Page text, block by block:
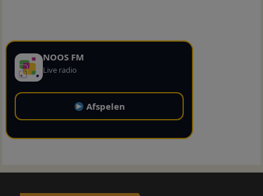
NOOS FM
Live radio
Afspelen